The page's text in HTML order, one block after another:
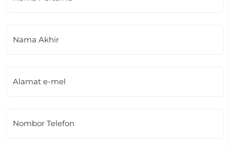
Nama Akhir
Alamat e-mel
Nombor Telefon